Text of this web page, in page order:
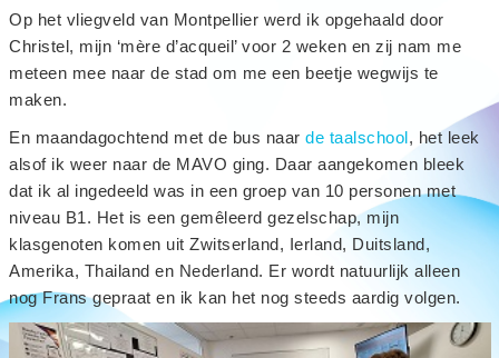
Op het vliegveld van Montpellier werd ik opgehaald door
Christel, mijn ‘mère d’acqueil’ voor 2 weken en zij nam me
meteen mee naar de stad om me een beetje wegwijs te
maken.
En maandagochtend met de bus naar de taalschool, het leek
alsof ik weer naar de MAVO ging. Daar aangekomen bleek
dat ik al ingedeeld was in een groep van 10 personen met
niveau B1. Het is een gemêleerd gezelschap, mijn
klasgenoten komen uit Zwitserland, Ierland, Duitsland,
Amerika, Thailand en Nederland. Er wordt natuurlijk alleen
nog Frans gepraat en ik kan het nog steeds aardig volgen.